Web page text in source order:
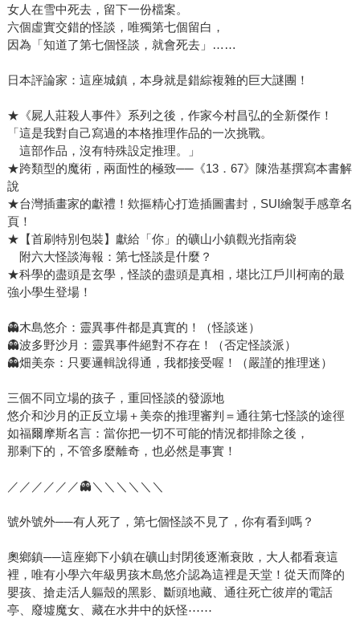
女人在雪中死去，留下一份檔案。
六個虛實交錯的怪談，唯獨第七個留白，
因為「知道了第七個怪談，就會死去」……
日本評論家：這座城鎮，本身就是錯綜複雜的巨大謎團！
★《屍人莊殺人事件》系列之後，作家今村昌弘的全新傑作！
「這是我對自己寫過的本格推理作品的一次挑戰。
這部作品，沒有特殊設定推理。」
★跨類型的魔術，兩面性的極致──《13．67》陳浩基撰寫本書解
說
★台灣插畫家的獻禮！欸摳精心打造插圖書封，SUI繪製手感章名
頁！
★【首刷特別包裝】獻給「你」的礦山小鎮觀光指南袋
附六大怪談海報：第七怪談是什麼？
★科學的盡頭是玄學，怪談的盡頭是真相，堪比江戶川柯南的最
強小學生登場！
👻木島悠介：靈異事件都是真實的！（怪談迷）
👻波多野沙月：靈異事件絕對不存在！（否定怪談派）
👻畑美奈：只要邏輯說得通，我都接受喔！（嚴謹的推理迷）
三個不同立場的孩子，重回怪談的發源地
悠介和沙月的正反立場＋美奈的推理審判＝通往第七怪談的途徑
如福爾摩斯名言：當你把一切不可能的情況都排除之後，
那剩下的，不管多麼離奇，也必然是事實！
／／／／／／👻＼＼＼＼＼＼
號外號外──有人死了，第七個怪談不見了，你有看到嗎？
奧鄉鎮──這座鄉下小鎮在礦山封閉後逐漸衰敗，大人都看衰這
裡，唯有小學六年級男孩木島悠介認為這裡是天堂！從天而降的
嬰孩、搶走活人軀殼的黑影、斷頭地藏、通往死亡彼岸的電話
亭、廢墟魔女、藏在水井中的妖怪⋯⋯